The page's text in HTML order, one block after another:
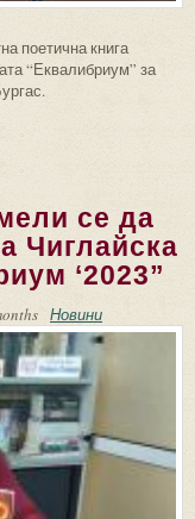
поетична книга
“Еквалибриум” за
премиера: Светлана
се да
Чиглайска
‘2023”
Новини